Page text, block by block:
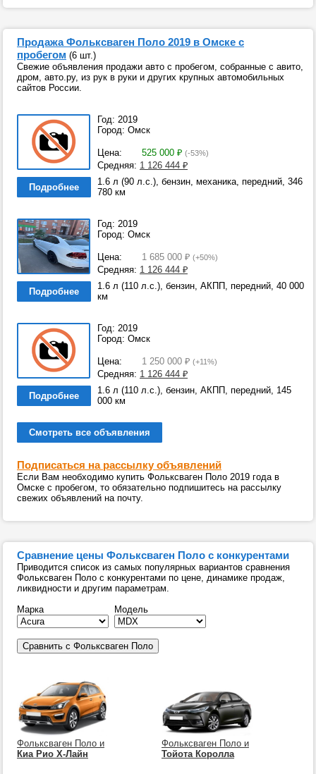
Продажа Фольксваген Поло 2019 в Омске с
пробегом (6 шт.)
Свежие объявления продажи авто с пробегом, собранные с авито,
дром, авто.ру, из рук в руки и других крупных автомобильных
сайтов России.
Год: 2019
Город: Омск
Цена: 525 000 ₽ (-53%)
Средняя: 1 126 444 ₽
Подробнее
1.6 л (90 л.с.), бензин, механика, передний, 346
780 км
Год: 2019
Город: Омск
Цена: 1 685 000 ₽ (+50%)
Средняя: 1 126 444 ₽
Подробнее
1.6 л (110 л.с.), бензин, АКПП, передний, 40 000
км
Год: 2019
Город: Омск
Цена: 1 250 000 ₽ (+11%)
Средняя: 1 126 444 ₽
Подробнее
1.6 л (110 л.с.), бензин, АКПП, передний, 145
000 км
Смотреть все объявления
Подписаться на рассылку объявлений
Если Вам необходимо купить Фольксваген Поло 2019 года в
Омске с пробегом, то обязательно подпишитесь на рассылку
свежих объявлений на почту.
Сравнение цены Фольксваген Поло с конкурентами
Приводится список из самых популярных вариантов сравнения
Фольксваген Поло с конкурентами по цене, динамике продаж,
ликвидности и другим параметрам.
Марка
Модель
Фольксваген Поло и
Киа Рио Х-Лайн
Фольксваген Поло и
Тойота Королла